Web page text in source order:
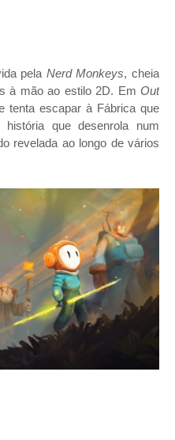
pela Nerd Monkeys, cheia
à mão ao estilo 2D. Em Out
tenta escapar à Fábrica que
que desenrola num
revelada ao longo de vários